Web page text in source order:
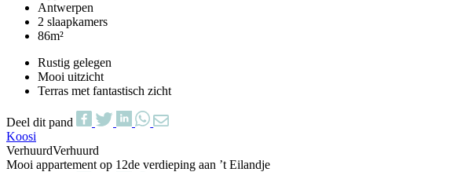
Antwerpen
2 slaapkamers
86m²
Rustig gelegen
Mooi uitzicht
Terras met fantastisch zicht
Deel dit pand
Koosi
VerhuurdVerhuurd
Mooi appartement op 12de verdieping aan ’t Eilandje